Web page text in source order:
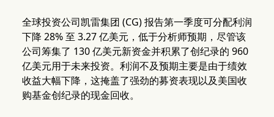
全球投资公司凯雷集团 (CG) 报告第一季度可分配利润
下降 28% 至 3.27 亿美元，低于分析师预期，尽管该
公司筹集了 130 亿美元新资金并积累了创纪录的 960
亿美元用于未来投资。利润不及预期主要是由于绩效
收益大幅下降，这掩盖了强劲的募资表现以及美国收
购基金创纪录的现金回收。